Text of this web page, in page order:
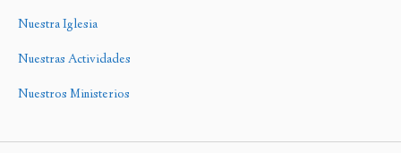
Nuestra Iglesia
Nuestras Actividades
Nuestros Ministerios